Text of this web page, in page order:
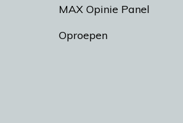
MAX Opinie Panel
Oproepen